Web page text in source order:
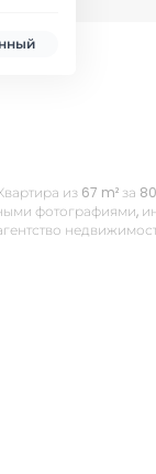
из 67 m² за
фотографиями,